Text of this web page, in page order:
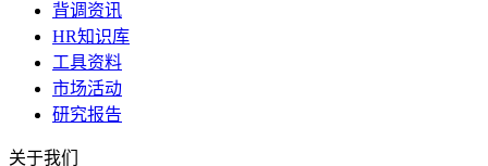
背调资讯
HR知识库
工具资料
市场活动
研究报告
关于我们